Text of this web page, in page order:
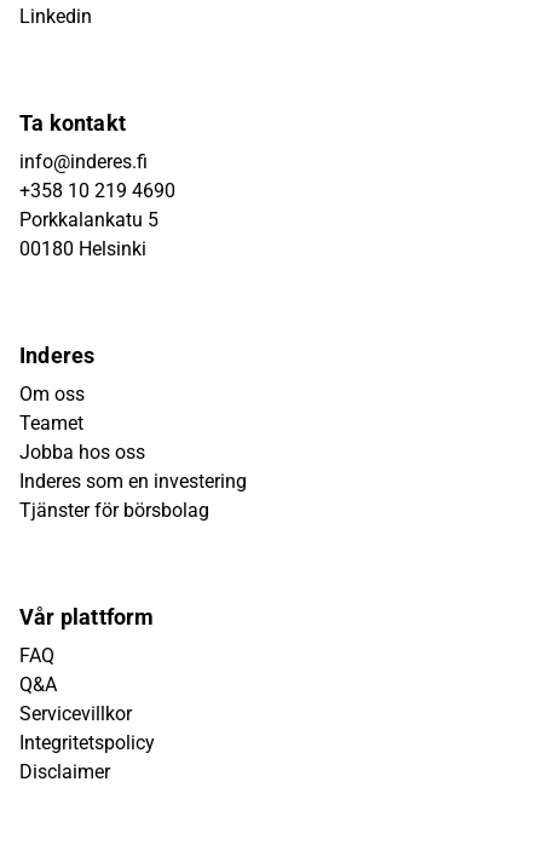
Linkedin
Ta kontakt
info@inderes.fi
+358 10 219 4690
Porkkalankatu 5
00180 Helsinki
Inderes
Om oss
Teamet
Jobba hos oss
Inderes som en investering
Tjänster för börsbolag
Vår plattform
FAQ
Q&A
Servicevillkor
Integritetspolicy
Disclaimer